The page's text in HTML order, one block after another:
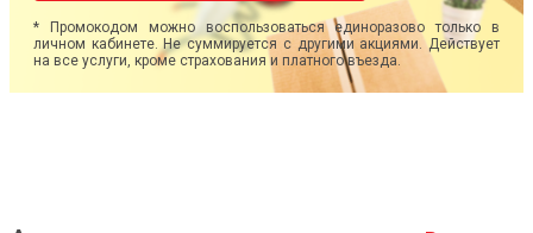
* Промокодом можно воспользоваться единоразово только в
личном кабинете. Не суммируется с другими акциями. Действует
на все услуги, кроме страхования и платного въезда.